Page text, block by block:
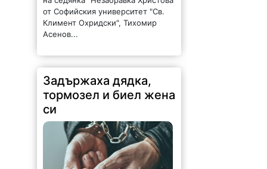
Климент Охридски", Тихомир
Асенов...
Задържаха дядка,
тормозел и биел жена
си